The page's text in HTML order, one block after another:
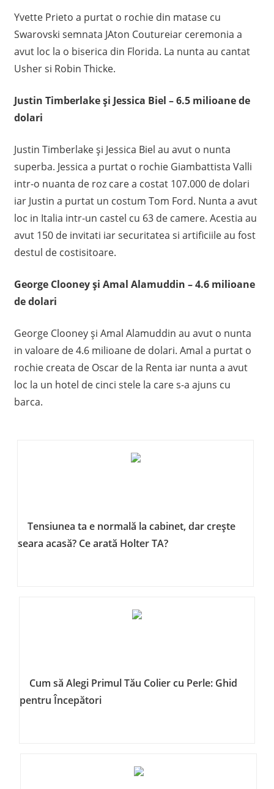
Yvette Prieto a purtat o rochie din matase cu
Swarovski semnata JAton Coutureiar ceremonia a
avut loc la o biserica din Florida. La nunta au cantat
Usher si Robin Thicke.
Justin Timberlake și Jessica Biel – 6.5 milioane de
dolari
Justin Timberlake și Jessica Biel au avut o nunta
superba. Jessica a purtat o rochie Giambattista Valli
intr-o nuanta de roz care a costat 107.000 de dolari
iar Justin a purtat un costum Tom Ford. Nunta a avut
loc in Italia intr-un castel cu 63 de camere. Acestia au
avut 150 de invitati iar securitatea si artificiile au fost
destul de costisitoare.
George Clooney și Amal Alamuddin – 4.6 milioane
de dolari
George Clooney și Amal Alamuddin au avut o nunta
in valoare de 4.6 milioane de dolari. Amal a purtat o
rochie creata de Oscar de la Renta iar nunta a avut
loc la un hotel de cinci stele la care s-a ajuns cu
barca.
Tensiunea ta e normală la cabinet, dar crește
seara acasă? Ce arată Holter TA?
Cum să Alegi Primul Tău Colier cu Perle: Ghid
pentru Începători